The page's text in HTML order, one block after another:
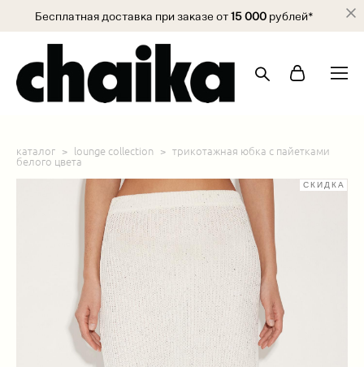
Бесплатная доставка при заказе от15 000рублей*
каталог > lounge collection > трикотажная юбка с пайетками
белого цвета
СКИДКА